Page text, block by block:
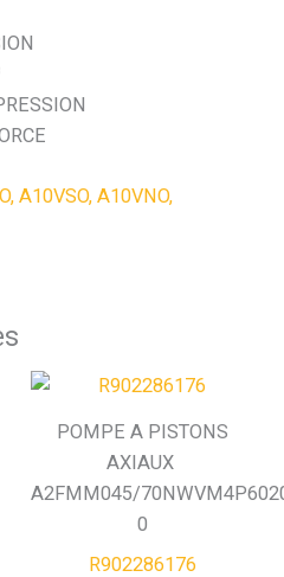
A10VSO, A10VNO,
POMPE A PISTONS
AXIAUX
A2FMM045/
0
R902286176